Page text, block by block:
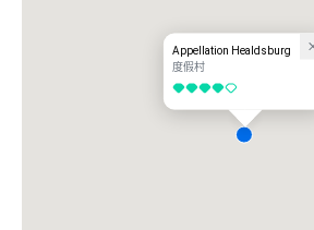
Appellation Healdsburg
度假村
4/5